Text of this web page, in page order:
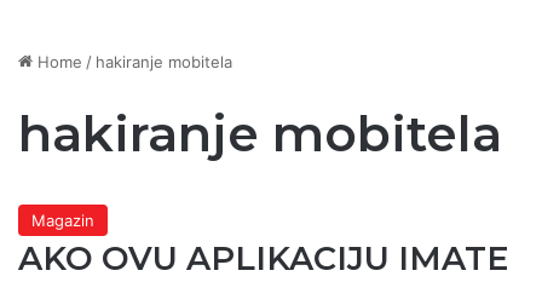
Home / hakiranje mobitela
hakiranje mobitela
Magazin
AKO OVU APLIKACIJU IMATE